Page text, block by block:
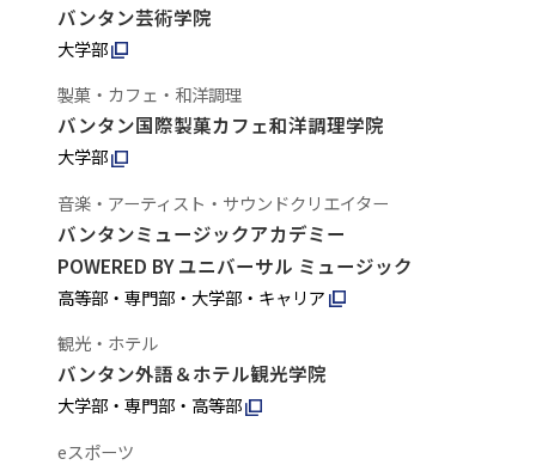
バンタン芸術学院
大学部
製菓・カフェ・和洋調理
バンタン国際製菓カフェ和洋調理学院
大学部
音楽・アーティスト・サウンドクリエイター
バンタンミュージックアカデミー
POWERED BY ユニバーサル ミュージック
高等部・専門部・大学部・キャリア
観光・ホテル
バンタン外語＆ホテル観光学院
大学部・専門部・高等部
eスポーツ